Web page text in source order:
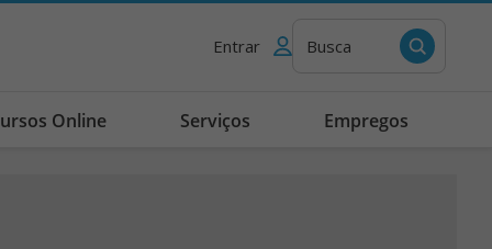
Entrar Busca
Online Serviços Empregos